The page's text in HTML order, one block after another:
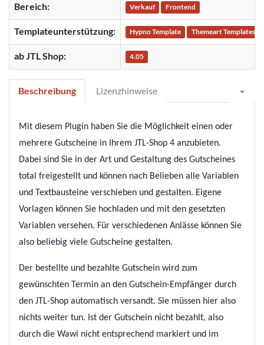
Bereich: Verkauf Frontend
Templateunterstützung: Hypno Template Themeart Templates
ab JTL Shop: 4.05
Beschreibung Lizenzhinweise
Mit diesem Plugin haben Sie die Möglichkeit einen oder
mehrere Gutscheine in Ihrem JTL-Shop 4 anzubieten.
Dabei sind Sie in der Art und Gestaltung des Gutscheines
total freigestellt und können nach Belieben alle Variablen
und Textbausteine verschieben und gestalten. Eigene
Vorlagen können Sie hochladen und mit den gesetzten
Variablen versehen. Für verschiedenen Anlässe können Sie
also beliebig viele Gutscheine gestalten.
Der bestellte und bezahlte Gutschein wird zum
gewünschten Termin an den Gutschein-Empfänger durch
den JTL-Shop automatisch versandt. Sie müssen hier also
nichts weiter tun. Ist der Gutschein nicht bezahlt, also
durch die Wawi nicht entsprechend markiert und im